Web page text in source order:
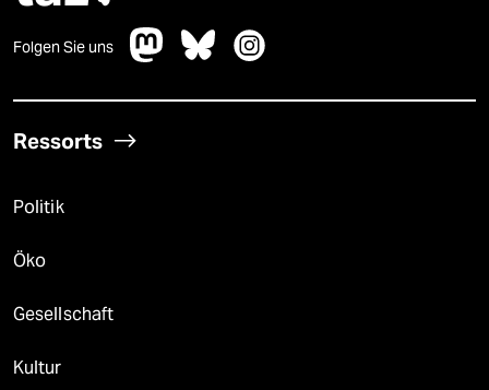
Folgen Sie uns
Ressorts
Politik
Öko
Gesellschaft
Kultur